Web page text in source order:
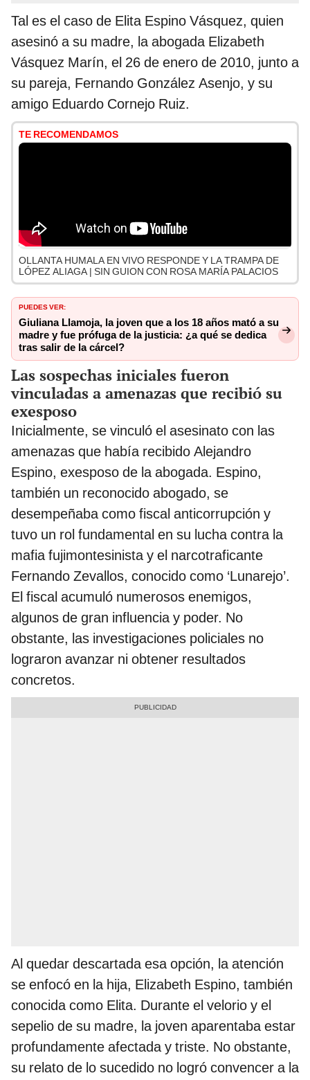
Tal es el caso de Elita Espino Vásquez, quien
asesinó a su madre, la abogada Elizabeth
Vásquez Marín, el 26 de enero de 2010, junto a
su pareja, Fernando González Asenjo, y su
amigo Eduardo Cornejo Ruiz.
TE RECOMENDAMOS
OLLANTA HUMALA EN VIVO RESPONDE Y LA TRAMPA DE
LÓPEZ ALIAGA | SIN GUION CON ROSA MARÍA PALACIOS
PUEDES VER:
Giuliana Llamoja, la joven que a los 18 años mató a su
madre y fue prófuga de la justicia: ¿a qué se dedica
tras salir de la cárcel?
Las sospechas iniciales fueron
vinculadas a amenazas que recibió su
exesposo
Inicialmente, se vinculó el asesinato con las
amenazas que había recibido Alejandro
Espino, exesposo de la abogada. Espino,
también un reconocido abogado, se
desempeñaba como fiscal anticorrupción y
tuvo un rol fundamental en su lucha contra la
mafia fujimontesinista y el narcotraficante
Fernando Zevallos, conocido como ‘Lunarejo’.
El fiscal acumuló numerosos enemigos,
algunos de gran influencia y poder. No
obstante, las investigaciones policiales no
lograron avanzar ni obtener resultados
concretos.
Al quedar descartada esa opción, la atención
se enfocó en la hija, Elizabeth Espino, también
conocida como Elita. Durante el velorio y el
sepelio de su madre, la joven aparentaba estar
profundamente afectada y triste. No obstante,
su relato de lo sucedido no logró convencer a la